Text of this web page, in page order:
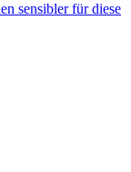
sensibler für diese